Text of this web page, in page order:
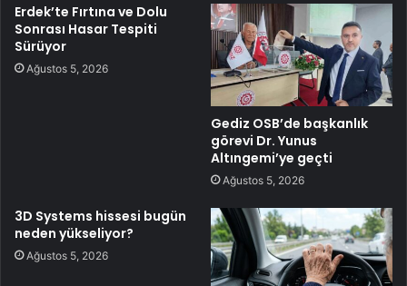
Erdek’te Fırtına ve Dolu
Sonrası Hasar Tespiti
Sürüyor
Ağustos 5, 2026
Gediz OSB’de başkanlık
görevi Dr. Yunus
Altıngemi’ye geçti
Ağustos 5, 2026
3D Systems hissesi bugün
neden yükseliyor?
Ağustos 5, 2026